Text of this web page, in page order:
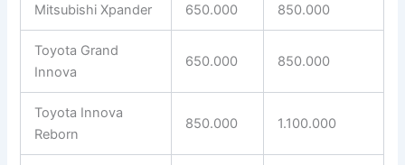
Mitsubishi Xpander 650.000 850.000
Toyota Grand
Innova
650.000 850.000
Toyota Innova
Reborn
850.000 1.100.000